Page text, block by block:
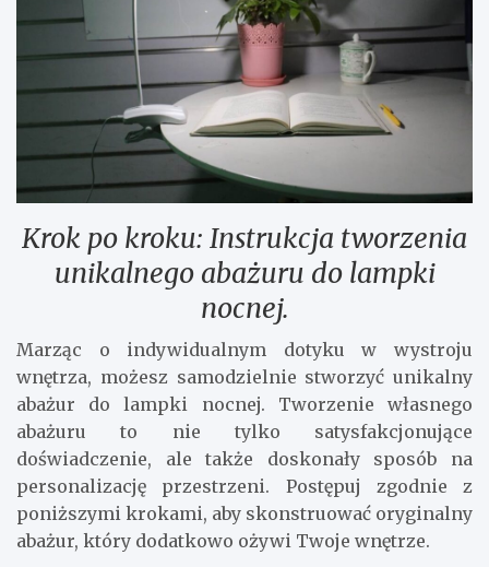
Krok po kroku: Instrukcja tworzenia
unikalnego abażuru do lampki
nocnej.
Marząc o indywidualnym dotyku w wystroju
wnętrza, możesz samodzielnie stworzyć unikalny
abażur do lampki nocnej. Tworzenie własnego
abażuru to nie tylko satysfakcjonujące
doświadczenie, ale także doskonały sposób na
personalizację przestrzeni. Postępuj zgodnie z
poniższymi krokami, aby skonstruować oryginalny
abażur, który dodatkowo ożywi Twoje wnętrze.